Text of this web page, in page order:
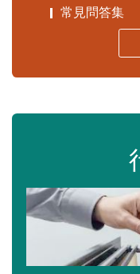
常見問答集